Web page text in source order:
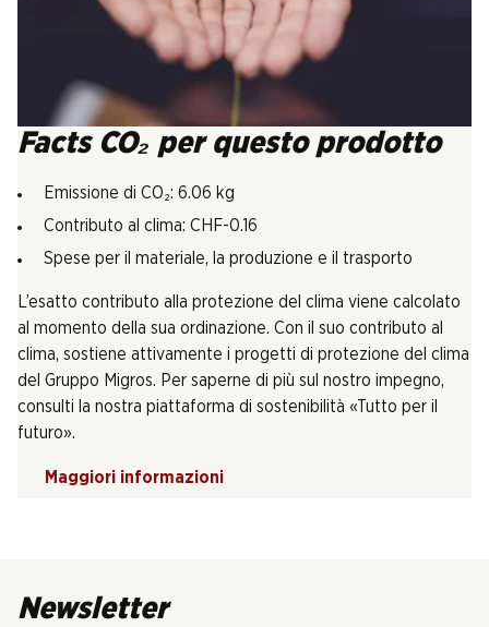
Facts CO₂ per questo prodotto
Emissione di CO₂: 6.06 kg
Contributo al clima: CHF-0.16
Spese per il materiale, la produzione e il trasporto
L’esatto contributo alla protezione del clima viene calcolato
al momento della sua ordinazione. Con il suo contributo al
clima, sostiene attivamente i progetti di protezione del clima
del Gruppo Migros. Per saperne di più sul nostro impegno,
consulti la nostra piattaforma di sostenibilità «Tutto per il
futuro».
Maggiori informazioni
Newsletter